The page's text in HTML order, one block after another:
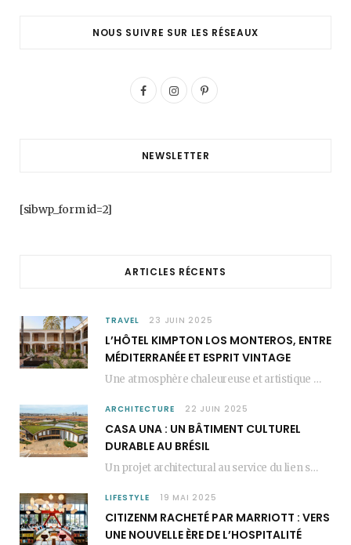
NOUS SUIVRE SUR LES RÉSEAUX
F
k
I
a
P
s
NEWSLETTER
[sibwp_form id=2]
ARTICLES RÉCENTS
TRAVEL 23 JUIN 2025
L’HÔTEL KIMPTON LOS MONTEROS, ENTRE
MÉDITERRANÉE ET ESPRIT VINTAGE
Une atmosphère chaleureuse et artistique L’Hôtel Kimpton Los Monteros, récemment repensé par EL EQUIPO CREATIVO,…
ARCHITECTURE 22 JUIN 2025
CASA UNA : UN BÂTIMENT CULTUREL
DURABLE AU BRÉSIL
Un projet architectural au service du lien social Casa Una est un bâtiment culturel durable…
LIFESTYLE 19 MAI 2025
CITIZENM RACHETÉ PAR MARRIOTT : VERS
UNE NOUVELLE ÈRE DE L’HOSPITALITÉ